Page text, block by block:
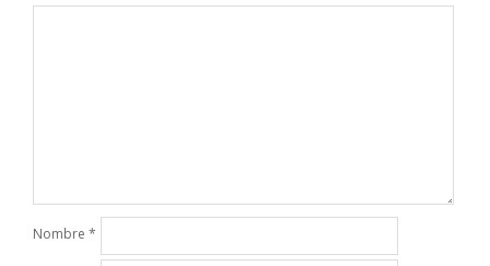
Nombre *